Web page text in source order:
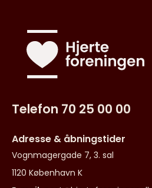
Telefon 70 25 00 00
Adresse & åbningstider
Vognmagergade 7, 3. sal
1120 København K